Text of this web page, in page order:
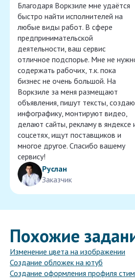
Благодаря Воркзиле мне удаётся
быстро найти исполнителей на
любые виды работ. В сфере
предпринимательской
деятельности, ваш сервис
отличное подспорье. Мне не
содержать рабочих, т.к. пока
бизнес не очень большой. На
Воркзиле за меня размещают
объявления, пишут тексты,
инфографику, монтируют видео,
делают сайты, рекламу в яндексе
соцсетях, ищут поставщиков и
многое другое. Спасибо вашему
сервису!
Руслан
Заказчик
Похожие
Изменение цвета на изображении
Создание обложек на ютуб
Создание оформления профиля